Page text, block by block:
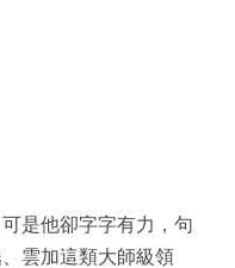
是他卻字字有力，句
雲加這類大師級領